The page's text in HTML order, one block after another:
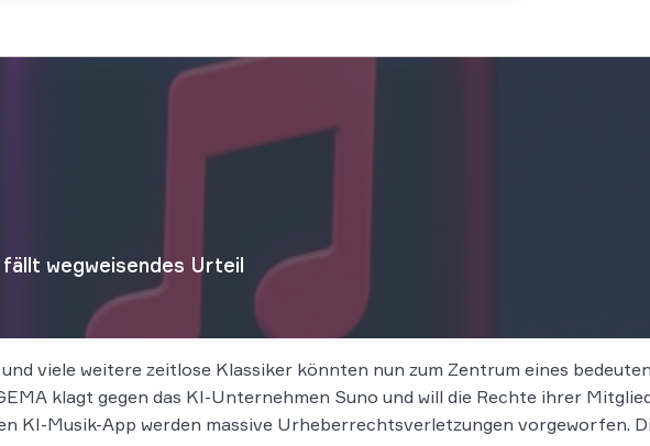
fällt wegweisendes Urteil
viele weitere zeitlose Klassiker könnten nun zum Zentrum eines
klagt gegen das KI-Unternehmen Suno und will die Rechte ihrer
KI-Musik-App werden massive Urheberrechtsverletzungen vorgeworfen.